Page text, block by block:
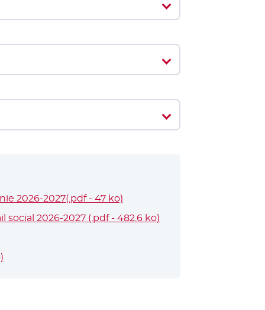
2026-2027(.pdf - 47 ko)
2026-2027 (.pdf - 482.6 ko)